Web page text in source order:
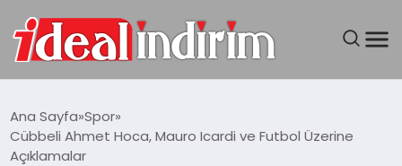
BILGISAYAR
Ana Sayfa Spor
Cübbeli Ahmet Hoca, Mauro Icardi ve Futbol Üzerine
Açıklamalar